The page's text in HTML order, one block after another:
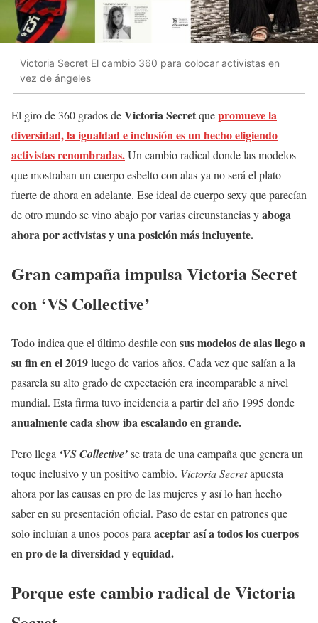
Victoria Secret El cambio 360 para colocar activistas en
vez de ángeles
El giro de 360 grados deVictoria Secretquepromueve la
diversidad, la igualdad e inclusión es un hecho eligiendo
activistas renombradas.Un cambio radical donde las modelos
que mostraban un cuerpo esbelto con alas ya no será el plato
fuerte de ahora en adelante. Ese ideal de cuerpo sexy que parecían
de otro mundo se vino abajo por varias circunstancias yaboga
ahora por activistas y una posición más incluyente.
Gran campaña impulsa Victoria Secret
con ‘VS Collective’
Todo indica que el último desfile con sus modelos de alas llego a
su fin en el 2019luego de varios años. Cada vez que salían a la
pasarela su alto grado de expectación era incomparable a nivel
mundial. Esta firma tuvo incidencia a partir del año 1995 donde
anualmente cada show iba escalando en grande.
Pero llega ‘VS Collective’se trata de una campaña que genera un
toque inclusivo y un positivo cambio. Victoria Secretapuesta
ahora por las causas en pro de las mujeres y así lo han hecho
saber en su presentación oficial. Paso de estar en patrones que
solo incluían a unos pocos para aceptar así a todos los cuerpos
en pro de la diversidad y equidad.
Porque este cambio radical de Victoria